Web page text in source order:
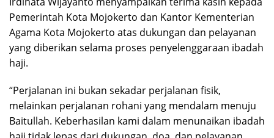
Pemerintah Kota Mojokerto dan Kantor Kementerian
Agama Kota Mojokerto atas dukungan dan pelayanan
yang diberikan selama proses penyelenggaraan ibadah
haji.
“Perjalanan ini bukan sekadar perjalanan fisik,
melainkan perjalanan rohani yang mendalam menuju
Baitullah. Keberhasilan kami dalam menunaikan ibadah